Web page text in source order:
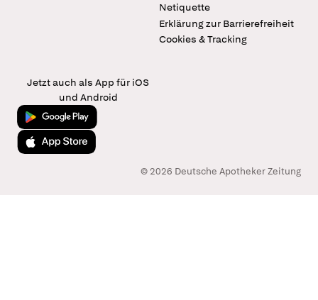
Netiquette
Erklärung zur Barrierefreiheit
Cookies & Tracking
Jetzt auch als App für iOS
und Android
Jetzt bei Google Play
Laden im App Store
© 2026 Deutsche Apotheker Zeitung